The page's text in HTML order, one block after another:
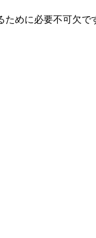
ために必要不可欠で